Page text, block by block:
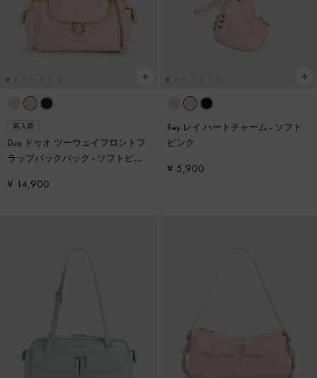
再入荷
Duo ドゥオ ツーウェイフロントフ
ラップバックパック - ソフトピン
¥ 14,900
Rey レイ ハートチャーム - ソフト
ピンク
¥ 5,900